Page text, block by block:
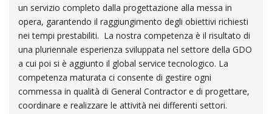
un servizio completo dalla progettazione alla messa in
opera, garantendo il raggiungimento degli obiettivi richiesti
nei tempi prestabiliti. La nostra competenza è il risultato di
una pluriennale esperienza sviluppata nel settore della GDO
a cui poi si è aggiunto il global service tecnologico. La
competenza maturata ci consente di gestire ogni
commessa in qualità di General Contractor e di progettare,
coordinare e realizzare le attività nei differenti settori.